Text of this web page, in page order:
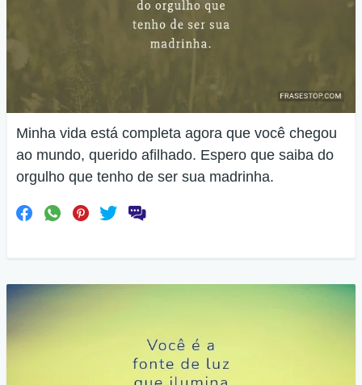
Minha vida está completa agora que você chegou
ao mundo, querido afilhado. Espero que saiba do
orgulho que tenho de ser sua madrinha.